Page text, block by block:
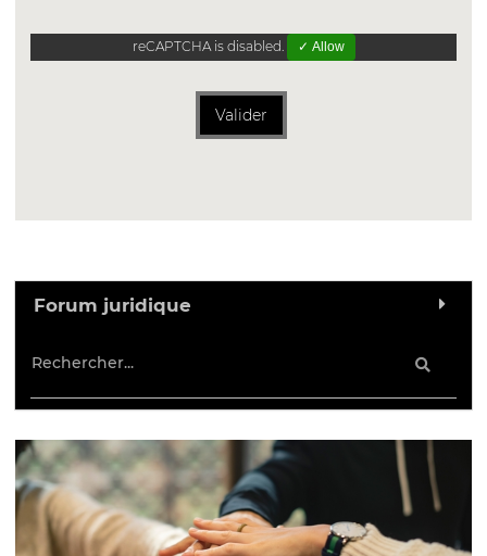
reCAPTCHA is disabled. ✓ Allow
Valider
Forum juridique